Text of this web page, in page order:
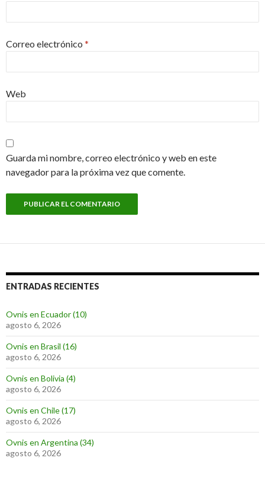
Correo electrónico *
Web
Guarda mi nombre, correo electrónico y web en este
navegador para la próxima vez que comente.
ENTRADAS RECIENTES
Ovnis en Ecuador (10)
agosto 6, 2026
Ovnis en Brasil (16)
agosto 6, 2026
Ovnis en Bolivia (4)
agosto 6, 2026
Ovnis en Chile (17)
agosto 6, 2026
Ovnis en Argentina (34)
agosto 6, 2026